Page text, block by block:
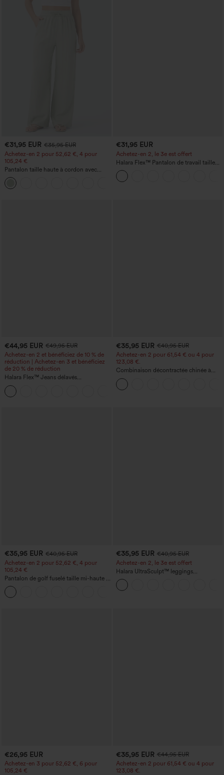
€31,95 EUR €35,95 EUR
Achetez-en 2 pour 52,62 €, 4 pour
105,24 €
Pantalon taille haute à cordon avec
poches, jambe large et coupe ample,
style décontracté, effet lin
€31,95 EUR
Achetez-en 2, le 3e est offert
Halara Flex™ Pantalon de travail taille
haute avec poche latérale arrière et
légère coupe évasée
€44,95 EUR €49,95 EUR
Achetez-en 2 et bénéficiez de 10 % de
réduction | Achetez-en 3 et bénéficiez
de 20 % de réduction
Halara Flex™ Jeans délavés
décontractés, coupe baggy à jambe
large, taille basse asymétrique, poches
zippées
€35,95 EUR €40,95 EUR
Achetez-en 2 pour 61,54 € ou 4 pour
123,08 €.
Combinaison décontractée chinée à
bretelles réglables, fronces et jambes
larges, avec poches — facile comme
tout
€35,95 EUR €40,95 EUR
Achetez-en 2 pour 52,62 €, 4 pour
105,24 €
Pantalon de golf fuselé taille mi-haute à
cordon, ourlet incurvé, séchage rapide,
avec poches — UPF40+
€35,95 EUR €40,95 EUR
Achetez-en 2, le 3e est offert
Halara UltraSculpt™ leggings
d'entraînement taille haute — fronces
liftantes pour le fessier, maintien gainant
du ventre et poche
€26,95 EUR
Achetez-en 3 pour 52,62 €, 6 pour
105,24 €
€35,95 EUR €44,95 EUR
Achetez-en 2 pour 61,54 € ou 4 pour
123,08 €.